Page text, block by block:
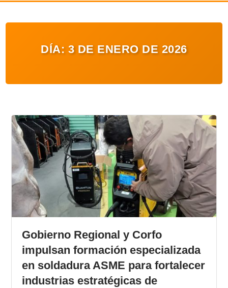
CRÓNICA
ENTRETENIMIENTO Y CULTURA
AUDIOS
VIDEOS
GALERIA DE FOTOS
APP MÓVIL
DÍA: 3 DE ENERO DE 2026
Gobierno Regional y Corfo
impulsan formación especializada
en soldadura ASME para fortalecer
industrias estratégicas de